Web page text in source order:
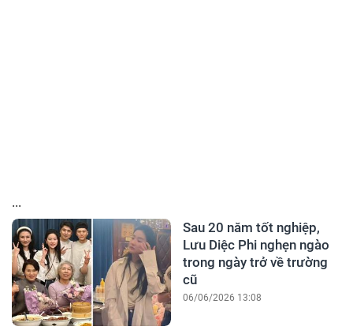
...
Sau 20 năm tốt nghiệp,
Lưu Diệc Phi nghẹn ngào
trong ngày trở về trường
cũ
06/06/2026 13:08